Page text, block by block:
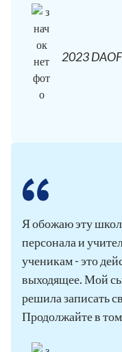
2023
Я обожаю эту
персонала и
ученикам - это
выходящее. Мой
решила записать
Продолжайте в